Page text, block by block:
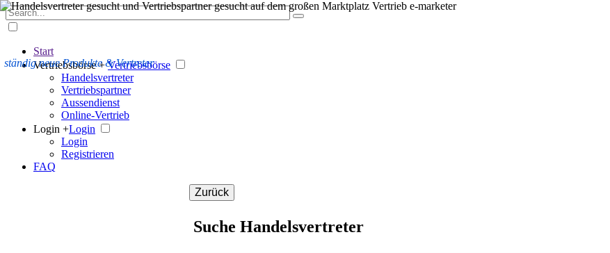
ständig neue Produkte & Vertreter
Start
Vertriebsbörse + Vertriebsbörse
Handelsvertreter
Vertriebspartner
Aussendienst
Online-Vertrieb
Login +Login
Login
Registrieren
FAQ
Zurück
Suche Handelsvertreter